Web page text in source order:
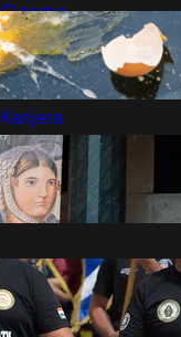
O nama
Predloži Vest
Pretplatite se na vesti
Karijera
Marketing
Kontakt